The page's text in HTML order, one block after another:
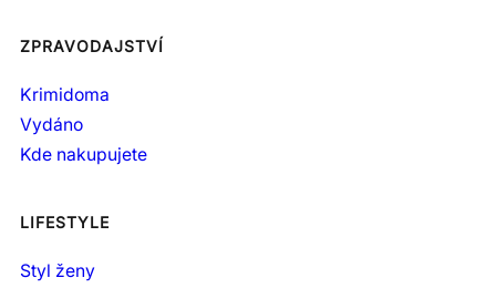
ZPRAVODAJSTVÍ
Krimidoma
Vydáno
Kde nakupujete
LIFESTYLE
Styl ženy